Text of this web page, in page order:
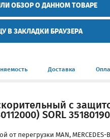
ОБЗОР О ДАННОМ ТОВАРЕ
В ЗАКЛАДКИ БРАУЗЕРА
Доставка
с
SORL
перегрузки MAN, MERCEDES-